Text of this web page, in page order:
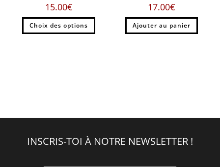
15.00€
Choix des options
17.00€
Ajouter au panier
INSCRIS-TOI À NOTRE NEWSLETTER !